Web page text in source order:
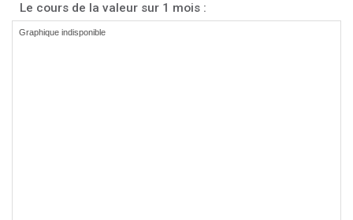
Le cours de la valeur sur 1 mois :